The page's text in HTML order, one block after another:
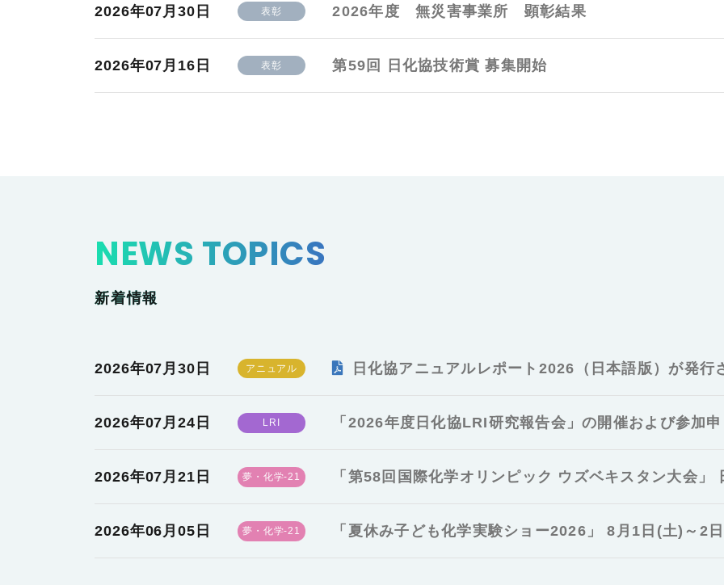
2026年07月30日 表彰 2026年度 無災害事業所 顕彰結果
2026年07月16日 表彰 第59回 日化協技術賞 募集開始
NEWS TOPICS
新着情報
2026年07月30日 日化協アニュアルレポート2026（日本語版）が発行
2026年07月24日 LRI 「2026年度日化協LRI研究報告会」の開催および参加
2026年07月21日 夢・化学-21 「第58回国際化学オリンピック ウズベキスタン大会」
2026年06月05日 夢・化学-21 「夏休み子ども化学実験ショー2026」 8月1日(土)～2